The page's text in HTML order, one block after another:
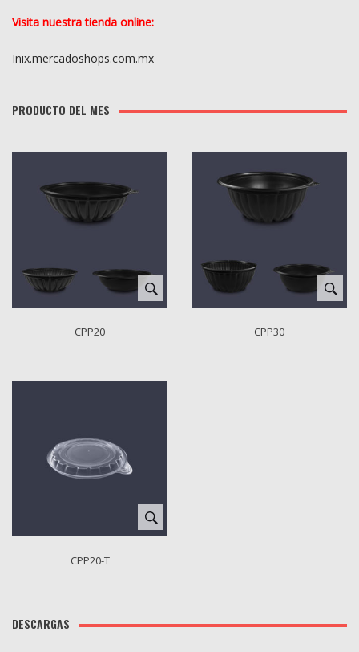
Visita nuestra tienda online:
Inix.mercadoshops.com.mx
PRODUCTO DEL MES
CPP20 CPP30
CPP20-T
DESCARGAS